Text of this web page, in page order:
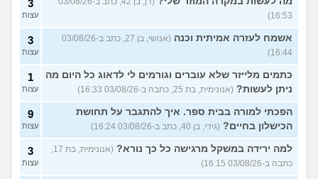
16:53)
3
עצות
אשמח לעזרה אמיתית וכנה
(אנושי, בן 27, כתב ב-03/08/26
16:44)
3
עצות
כתמים מלייזר שלא עוברים וגורמים לי לדאוג כל היום מה
ניתן לעשות? (אנונימית, בת 25, כתבה ב-03/08/26 16:33)
1
עצות
הפכתי למורה בבית ספר. איך להתגבר על תחושת
הכישלון בחיים? (גידי, בן 40, כתב ב-03/08/26 16:24)
9
עצות
למה ירידה במשקל מרגישה כל כך נורא?
(אנונימית, בת 17,
כתבה ב-03/08/26 16:15)
3
עצות